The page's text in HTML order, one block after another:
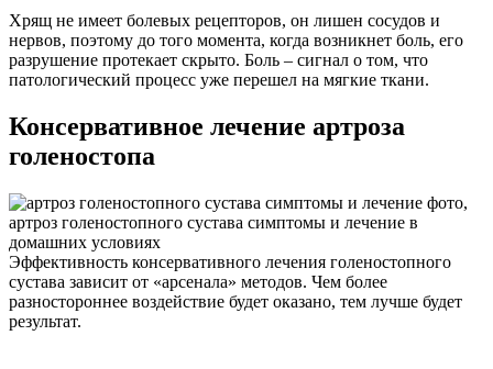
Хрящ не имеет болевых рецепторов, он лишен сосудов и
нервов, поэтому до того момента, когда возникнет боль, его
разрушение протекает скрыто. Боль – сигнал о том, что
патологический процесс уже перешел на мягкие ткани.
Консервативное лечение артроза
голеностопа
Эффективность консервативного лечения голеностопного
сустава зависит от «арсенала» методов. Чем более
разностороннее воздействие будет оказано, тем лучше будет
результат.